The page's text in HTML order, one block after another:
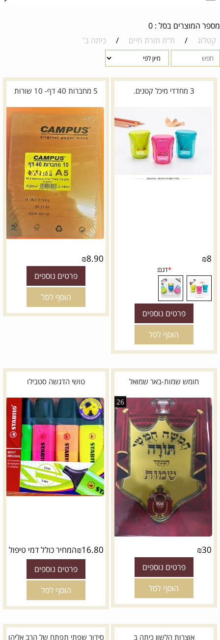
מספר המוצרים בסל : 0
קטלוג
/ ת"ת תורת חיים / כיתה ב'
3 מחדדי מיכל קטנים.
₪8
* דגם:
פרטים נוספים
הוסף לסל
5 מחברות 40 דף- 10 שורות
₪8.90
פרטים נוספים
הוסף לסל
חומש שמות-באר שמואל
26
₪30
פרטים נוספים
הוסף לסל
טושי הדגשה סטבילו
₪16.80 המחיר כולל דמי טיפול
פרטים נוספים
הוסף לסל
אוצרות הלשון כיתה ב
סידור שפתי תפתח של הרב אליהו